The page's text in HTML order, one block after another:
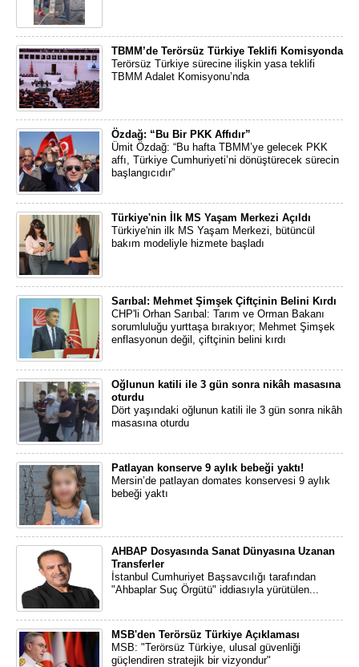
TBMM’de Terörsüz Türkiye Teklifi Komisyonda
Terörsüz Türkiye sürecine ilişkin yasa teklifi
TBMM Adalet Komisyonu’nda
Özdağ: “Bu Bir PKK Affıdır”
Ümit Özdağ: “Bu hafta TBMM’ye gelecek PKK
affı, Türkiye Cumhuriyeti’ni dönüştürecek sürecin
başlangıcıdır”
Türkiye'nin İlk MS Yaşam Merkezi Açıldı
Türkiye'nin ilk MS Yaşam Merkezi, bütüncül
bakım modeliyle hizmete başladı
Sarıbal: Mehmet Şimşek Çiftçinin Belini Kırdı
CHP'li Orhan Sarıbal: Tarım ve Orman Bakanı
sorumluluğu yurttaşa bırakıyor; Mehmet Şimşek
enflasyonun değil, çiftçinin belini kırdı
Oğlunun katili ile 3 gün sonra nikâh masasına
oturdu
Dört yaşındaki oğlunun katili ile 3 gün sonra nikâh
masasına oturdu
Patlayan konserve 9 aylık bebeği yaktı!
Mersin’de patlayan domates konservesi 9 aylık
bebeği yaktı
AHBAP Dosyasında Sanat Dünyasına Uzanan
Transferler
İstanbul Cumhuriyet Başsavcılığı tarafından
"Ahbaplar Suç Örgütü" iddiasıyla yürütülen...
MSB'den Terörsüz Türkiye Açıklaması
MSB: "Terörsüz Türkiye, ulusal güvenliği
güçlendiren stratejik bir vizyondur"